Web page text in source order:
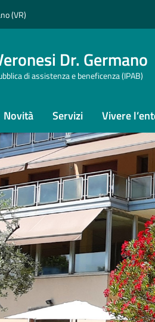
(VR)
Dr. Germano
di assistenza e beneficenza (IPAB)
Novità Servizi Vivere
Germano